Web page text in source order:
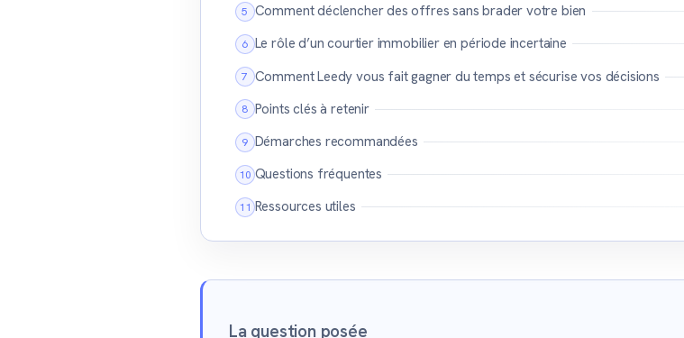
Comment déclencher des offres sans brader votre bien
Le rôle d’un courtier immobilier en période incertaine
Comment Leedy vous fait gagner du temps et sécurise vos décisions
Points clés à retenir
Démarches recommandées
Questions fréquentes
Ressources utiles
La question posée